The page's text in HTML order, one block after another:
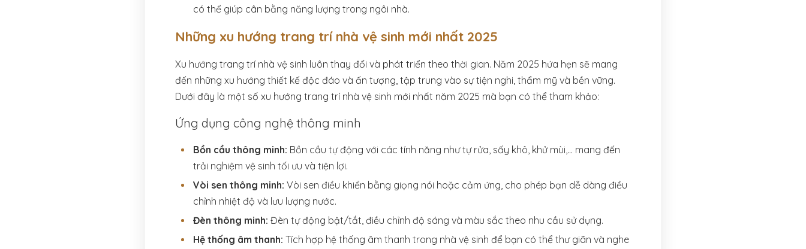
có thể giúp cân bằng năng lượng trong ngôi nhà.
Những xu hướng trang trí nhà vệ sinh mới nhất 2025
Xu hướng trang trí nhà vệ sinh luôn thay đổi và phát triển theo thời gian. Năm 2025 hứa hẹn sẽ mang
đến những xu hướng thiết kế độc đáo và ấn tượng, tập trung vào sự tiện nghi, thẩm mỹ và bền vững.
Dưới đây là một số xu hướng trang trí nhà vệ sinh mới nhất năm 2025 mà bạn có thể tham khảo:
Ứng dụng công nghệ thông minh
Bồn cầu thông minh: Bồn cầu tự động với các tính năng như tự rửa, sấy khô, khử mùi,… mang đến
trải nghiệm vệ sinh tối ưu và tiện lợi.
Vòi sen thông minh: Vòi sen điều khiển bằng giọng nói hoặc cảm ứng, cho phép bạn dễ dàng điều
chỉnh nhiệt độ và lưu lượng nước.
Đèn thông minh: Đèn tự động bật/tắt, điều chỉnh độ sáng và màu sắc theo nhu cầu sử dụng.
Hệ thống âm thanh: Tích hợp hệ thống âm thanh trong nhà vệ sinh để bạn có thể thư giãn và nghe